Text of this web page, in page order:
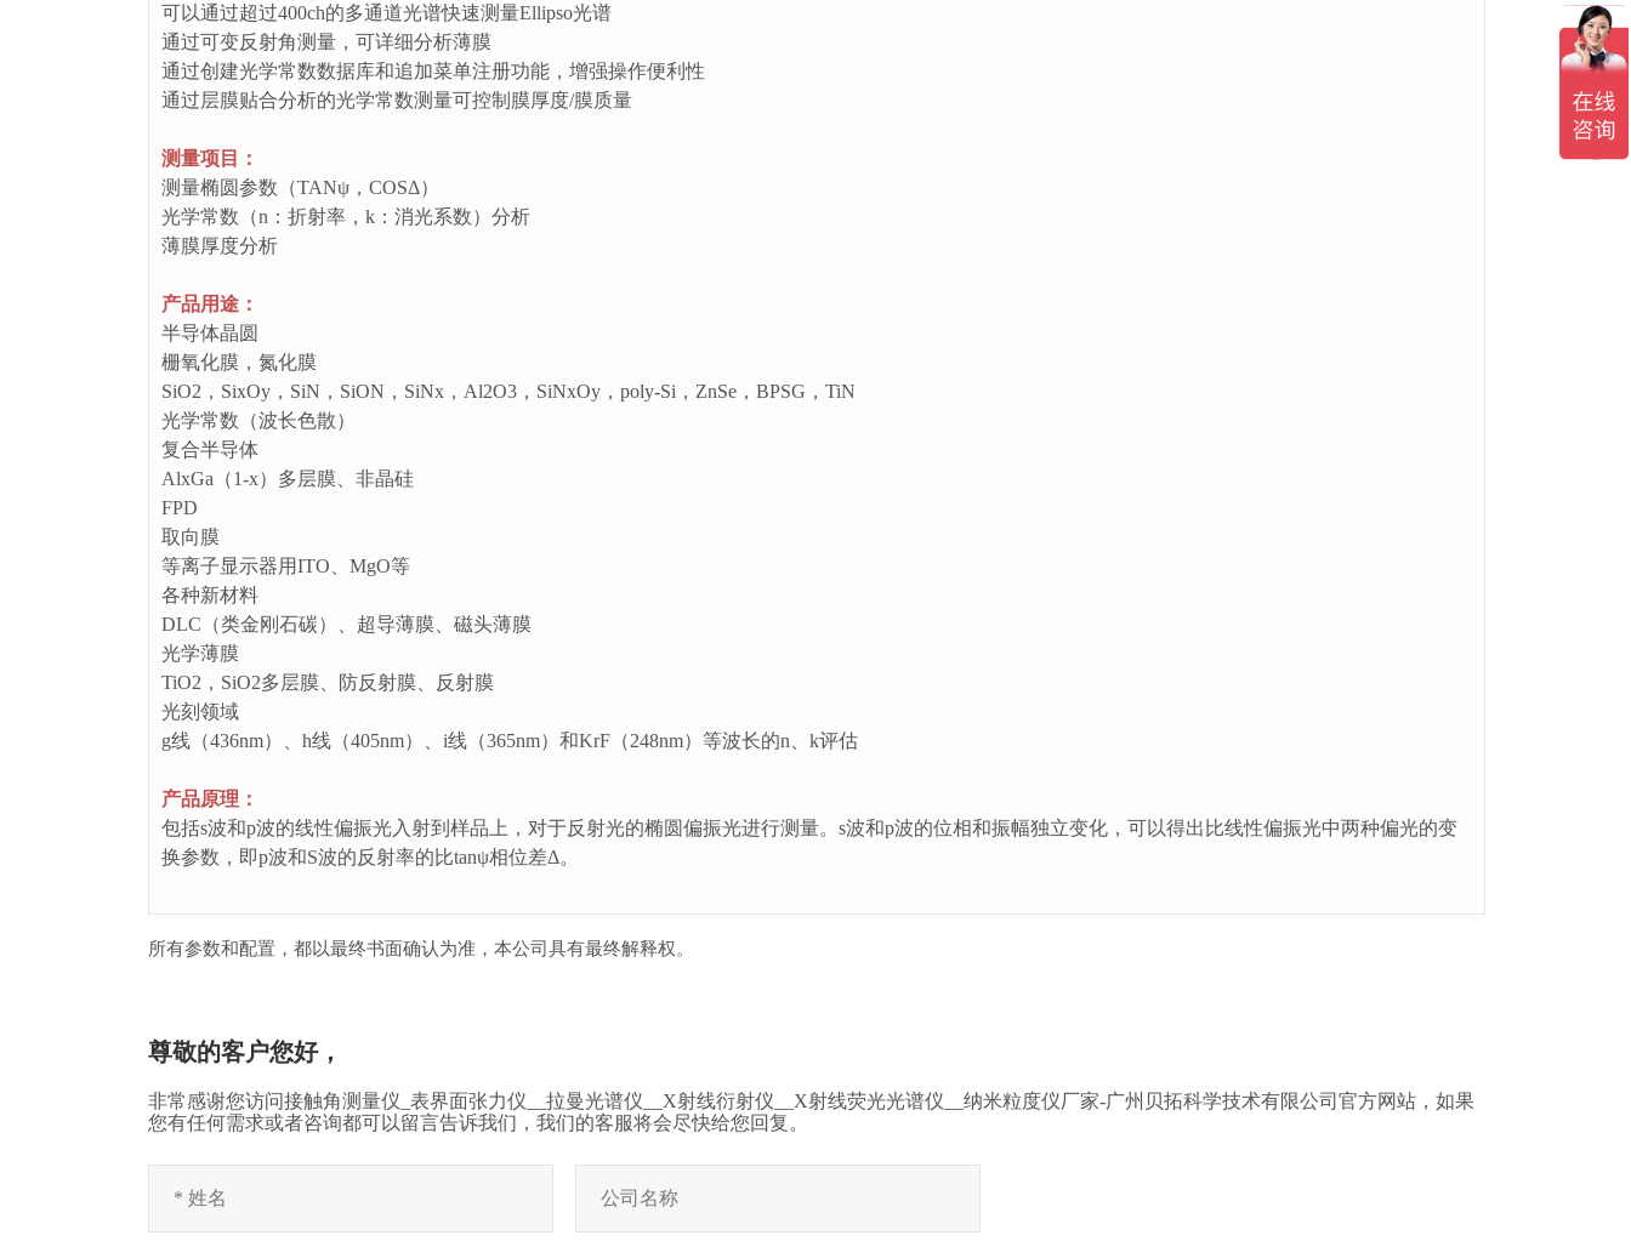
可以通过超过400ch的多通道光谱快速测量Ellipso光谱
通过可变反射角测量，可详细分析薄膜
通过创建光学常数数据库和追加菜单注册功能，增强操作便利性
通过层膜贴合分析的光学常数测量可控制膜厚度/膜质量
测量项目：
测量椭圆参数（TANψ，COSΔ）
光学常数（n：折射率，k：消光系数）分析
薄膜厚度分析
产品用途：
半导体晶圆
栅氧化膜，氮化膜
SiO2，SixOy，SiN，SiON，SiNx，Al2O3，SiNxOy，poly-Si，ZnSe，BPSG，TiN
光学常数（波长色散）
复合半导体
AlxGa（1-x）多层膜、非晶硅
FPD
取向膜
等离子显示器用ITO、MgO等
各种新材料
DLC（类金刚石碳）、超导薄膜、磁头薄膜
光学薄膜
TiO2，SiO2多层膜、防反射膜、反射膜
光刻领域
g线（436nm）、h线（405nm）、i线（365nm）和KrF（248nm）等波长的n、k评估
产品原理：
包括s波和p波的线性偏振光入射到样品上，对于反射光的椭圆偏振光进行测量。s波和p波的位相和振幅独立变化，可以得出比线性偏振光中两种偏光的变
换参数，即p波和S波的反射率的比tanψ相位差Δ。
所有参数和配置，都以最终书面确认为准，本公司具有最终解释权。
尊敬的客户您好，
非常感谢您访问接触角测量仪_表界面张力仪__拉曼光谱仪__X射线衍射仪__X射线荧光光谱仪__纳米粒度仪厂家-广州贝拓科学技术有限公司官方网站，如果
您有任何需求或者咨询都可以留言告诉我们，我们的客服将会尽快给您回复。